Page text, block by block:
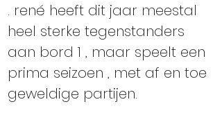
. rené heeft dit jaar meestal
heel sterke tegenstanders
aan bord 1 , maar speelt een
prima seizoen , met af en toe
geweldige partijen.